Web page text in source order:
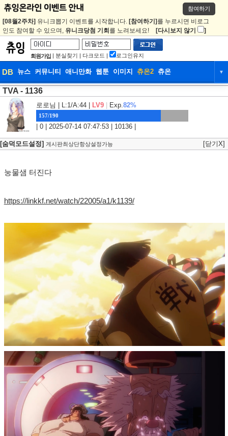
참여하기
[08월2주차] 유니크뽑기 이벤트를 시작합니다. [참여하기] 를 누르시면 비로그
인도 참여할 수 있으며, 유니크당첨 기회 를 노려보세요! [다시보지 않기 ]
회원가입 | 분실찾기 | 다크모드 | 로그인유지
DB 뉴스 커뮤니티 애니만화 웹툰 이미지 츄온2 츄온 ▼
DB
웹툰 이미지 츄온2
TVA - 1136
로로님 | L:1/A:44 | LV9 Exp.82%
157/190
| 0 | 2025-07-14 07:47:53 | 10136 |
[숨덕모드설정] 게시판최상단항상설정가능 [닫기X]
눙물샘 터진다
https://linkkf.net/watch/22005/a1/k1139/